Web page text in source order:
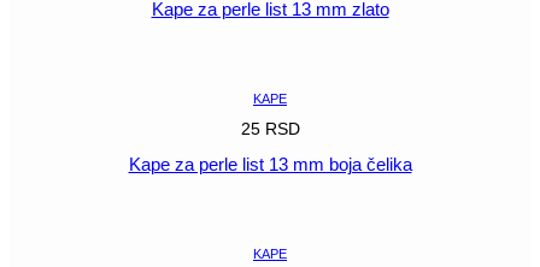
Kape za perle list 13 mm zlato
KAPE
25 RSD
Kape za perle list 13 mm boja čelika
KAPE